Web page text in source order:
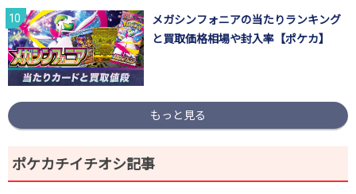
メガシンフォニアの当たりランキング
と買取価格相場や封入率【ポケカ】
もっと見る
ポケカチイチオシ記事